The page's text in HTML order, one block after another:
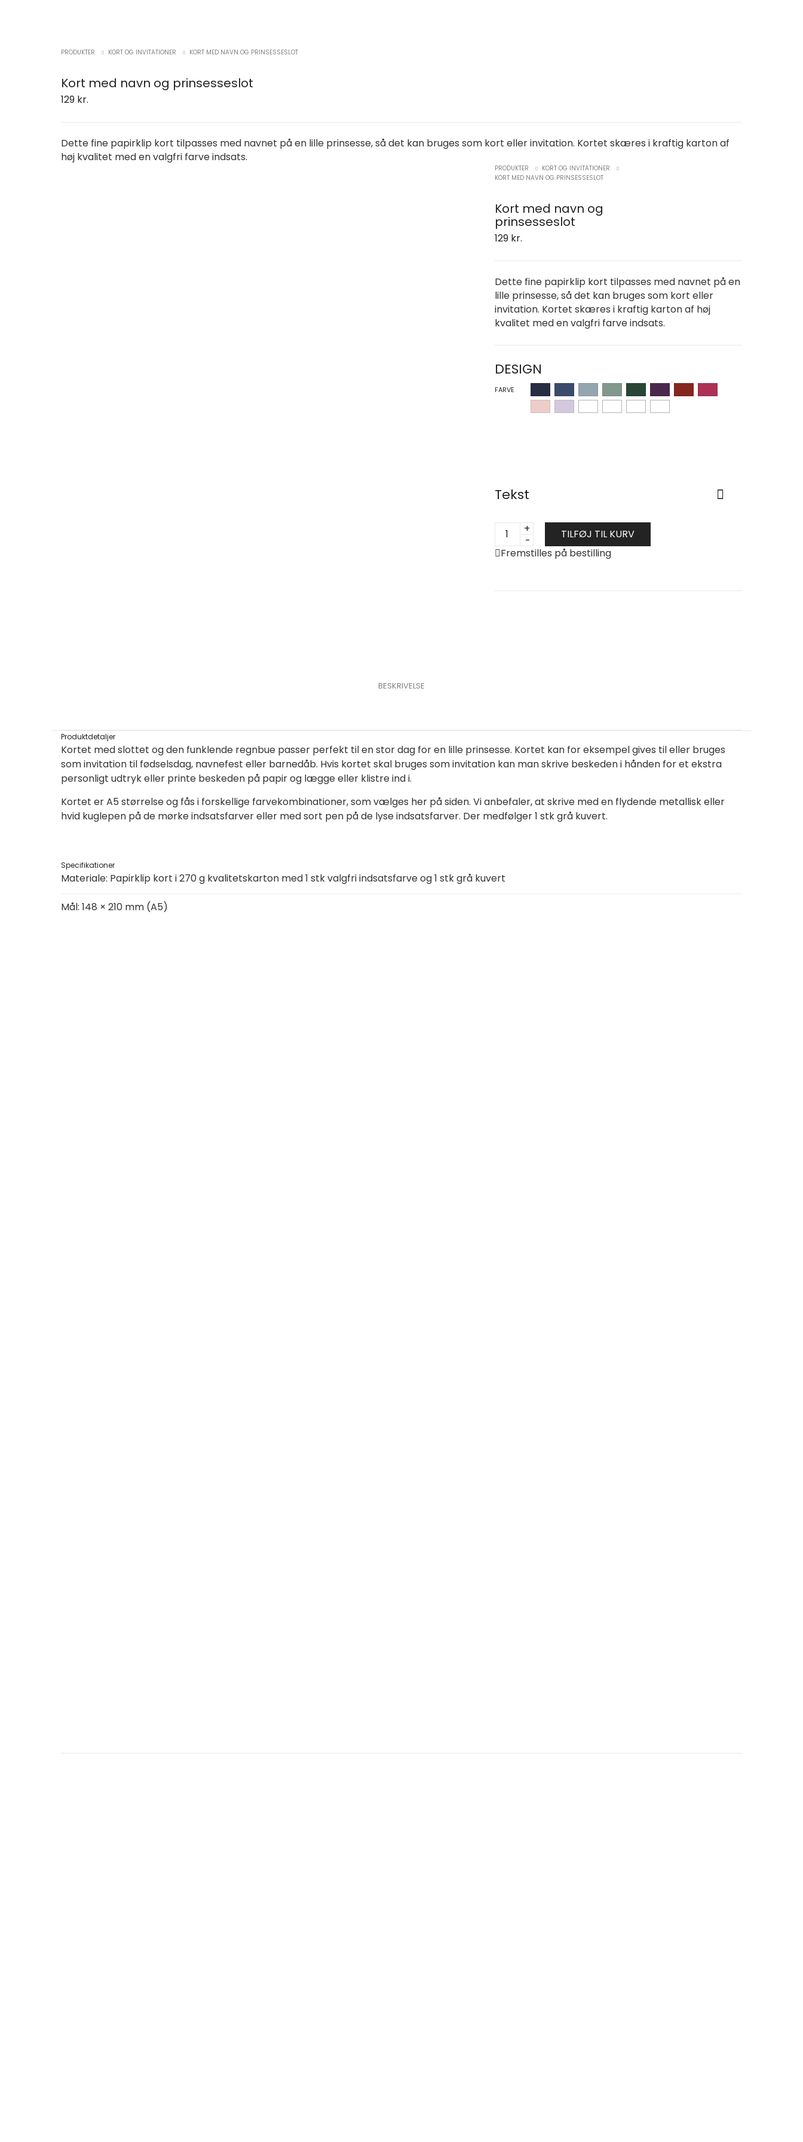
PRODUKTER KORT OG INVITATIONER KORT MED NAVN OG PRINSESSESLOT
Kort med navn og prinsesseslot
129 kr.
Dette fine papirklip kort tilpasses med navnet på en lille prinsesse, så det kan bruges som kort eller invitation. Kortet skæres i kraftig karton af
høj kvalitet med en valgfri farve indsats.
PRODUKTER
KORT OG INVITATIONER
KORT MED NAVN OG PRINSESSESLOT
Kort med navn og
prinsesseslot
129 kr.
Dette fine papirklip kort tilpasses med navnet på en
lille prinsesse, så det kan bruges som kort eller
invitation. Kortet skæres i kraftig karton af høj
kvalitet med en valgfri farve indsats.
DESIGN
FARVE
Tekst
Kort
navn
TILFØJ TIL KURV
Fremstilles på bestilling
BESKRIVELSE
Produktdetaljer
Kortet med slottet og den funklende regnbue passer perfekt til en stor dag for en lille prinsesse. Kortet kan for eksempel gives til eller bruges
som invitation til fødselsdag, navnefest eller barnedåb. Hvis kortet skal bruges som invitation kan man skrive beskeden i hånden for et ekstra
personligt udtryk eller printe beskeden på papir og lægge eller klistre ind i.
Kortet er A5 størrelse og fås i forskellige farvekombinationer, som vælges her på siden. Vi anbefaler, at skrive med en flydende metallisk eller
hvid kuglepen på de mørke indsatsfarver eller med sort pen på de lyse indsatsfarver. Der medfølger 1 stk grå kuvert.
Specifikationer
Materiale: Papirklip kort i 270 g kvalitetskarton med 1 stk valgfri indsatsfarve og 1 stk grå kuvert
Mål: 148 × 210 mm (A5)